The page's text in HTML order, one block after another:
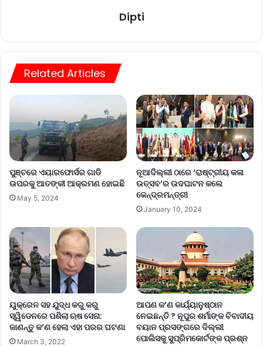
Dipti
Related Articles
ପୁଞ୍ଚରେ ଏୟାରଫୋର୍ସର ଗାଡି
ଉପରକୁ ଆତଙ୍କୀ ଆକ୍ରମଣ ହୋଇଛି
May 5, 2024
ନୂଆଦିଲ୍ଲୀ ଠାରେ ‘ରାଷ୍ଟ୍ରୀୟ କଳା
ଉତ୍ସବ’ର ଉଦଘାଟନ କଲେ
କେନ୍ଦ୍ରମନ୍ତ୍ରୀ
January 10, 2024
ୟୁକ୍ରେନ ସହ ଯୁଦ୍ଧ କରୁ କରୁ
ସ୍ୱିଡେନରେ ପଶିଲା ଋଷ ସେନା:
ଜାଣନ୍ତୁ କ’ଣ ହେଲା ଏହା ପରର ଘଟଣା
March 3, 2022
ଆପଣ କ’ଣ କାର୍ଯ୍ୟାନୁଷ୍ଠାନ
ନେଇଛନ୍ତି ? ନୂପୁର ଶର୍ମାଙ୍କ ବିବାଦୀୟ
ବୟାନ ପ୍ରସଙ୍ଗରେ ଦିଲ୍ଲୀ
ପୋଲିସକୁ ସୁପ୍ରିମକୋର୍ଟଙ୍କ ପ୍ରଶ୍ନ